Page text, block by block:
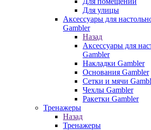
Для улицы
Аксессуары для
Gambler
Назад
Аксессуары для
Gambler
Накладки Gambler
Основания Gambler
Сетки и мячи
Чехлы Gambler
Ракетки Gambler
Тренажеры
Назад
Тренажеры